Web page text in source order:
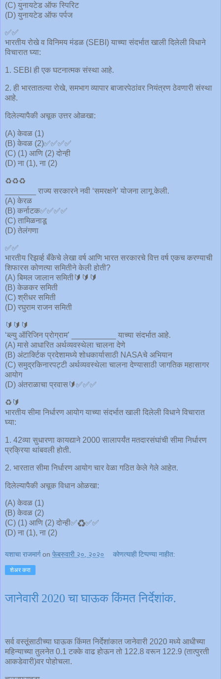
(C) युनायटेड ऑफ स्पिरिट
(D) युनायटेड ऑफ पर्पज
✅✅
भारतीय रोखे व विनिमय मंडळ (SEBI) याच्या संदर्भात खाली दिलेली विधाने
विचारात घ्या:
1. SEBI ही एक घटनात्मक संस्था आहे.
2. ही भारतातल्या रोखे, समभाग व्यापार बाजारपेठांवर नियंत्रण ठेवणारी संस्था
आहे.
दिलेल्यापैकी अचूक उत्तर ओळखा:
(A) केवळ (1)
(B) केवळ (2)✅✅✅✅
(C) (1) आणि (2) दोन्ही
(D) ना (1), ना (2)
♻️♻️♻️
_______ राज्य सरकारने नवी ‘समरक्षने’ योजना लागू केली.
(A) केरळ
(B) कर्नाटक✅✅✅✅
(C) तामिळनाडू
(D) तेलंगणा
✅✅
भारतीय रिझर्व्ह बँकेचे लेखा वर्ष आणि भारत सरकारचे वित्त वर्ष एकच करण्याची
शिफारस कोणत्या समितीने केली होती?
(A) बिमल जालान समिती🔰🔰🔰
(B) केळकर समिती
(C) श्रीधर समिती
(D) रघुराम राजन समिती
🔰🔰🔰
‘ब्ल्यु ऑरिजिन प्रोग्राम’ __________ याच्या संदर्भात आहे.
(A) मासे आधारित अर्थव्यवस्थेला चालना देणे
(B) अंटार्क्टिक प्रदेशामध्ये शोधकार्यासाठी NASAचे अभियान
(C) समुद्रकिनारपट्टी अर्थव्यवस्थेला चालना देण्यासाठी जागतिक महासागर
आयोग
(D) अंतराळाचा प्रवास🔰✅✅✅
♻️🔰
भारतीय सीमा निर्धारण आयोग याच्या संदर्भात खाली दिलेली विधाने विचारात
घ्या:
1. 42व्या सुधारणा कायद्याने 2000 सालापर्यंत मतदारसंघांची सीमा निर्धारण
प्रक्रिया थांबवली होती.
2. भारतात सीमा निर्धारण आयोग चार वेळा गठित केले गेले आहेत.
दिलेल्यापैकी अचूक विधान ओळखा:
(A) केवळ (1)
(B) केवळ (2)
(C) (1) आणि (2) दोन्ही✅♻️✅✅
(D) ना (1), ना (2)
यशाचा राजमार्ग on फेब्रुवारी २०, २०२० कोणत्याही टिप्पण्‍या नाहीत:
शेअर करा
जानेवारी 2020 चा घाऊक किंमत निर्देशांक.
सर्व वस्तूंसाठीच्या घाऊक किंमत निर्देशांकात जानेवारी 2020 मध्ये आधीच्या
महिन्याच्या तुलनेत 0.1 टक्के वाढ होऊन तो 122.8 वरून 122.9 (तात्पुरती
आकडेवारी)वर पोहोचला.